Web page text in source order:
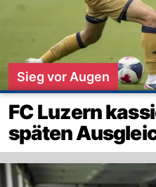
Sieg vor Augen
FC Luzern
späten